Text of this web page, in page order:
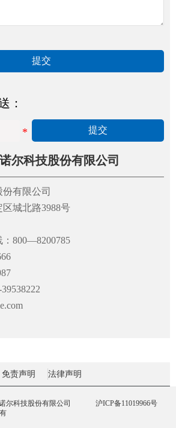
提交
：
提交
尔科技股份有限公司
份有限公司
城北路3988号
800—8200785
免责声明 法律声明
尔科技股份有限公司
沪ICP备11019966号